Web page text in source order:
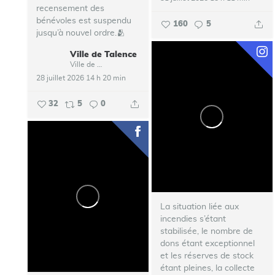
160 5
recensement des
bénévoles est suspendu
jusqu’à nouvel ordre.🫂
Ville de Talence
28 juillet 2026 14 h 20 min
32 5 0
La situation liée aux
incendies s’étant
stabilisée, le nombre de
dons étant exceptionnel
et les réserves de stock
étant pleines, la collecte